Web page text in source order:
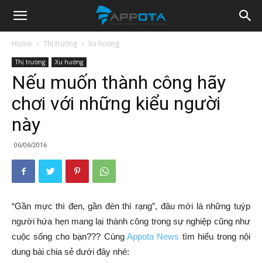
Appota
News
Home Thị trường Xu hướng
Thị trường Xu hướng
Nếu muốn thành công hãy
chơi với những kiểu người
này
06/06/2016
“Gần mực thì đen, gần đèn thì rạng”, đâu mới là những tuýp
người hứa hẹn mang lại thành công trong sự nghiệp cũng như
cuộc sống cho bạn??? Cùng Appota News tìm hiểu trong nội
dung bài chia sẻ dưới đây nhé: